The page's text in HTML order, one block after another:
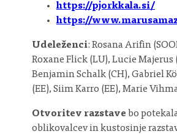
https://pjorkkala.si/
https://
Udeleženci: Rosana Arifin
Roxane Flick (LU), Lucie
Benjamin Schalk (CH), Gabriel
(EE), Siim Karro (EE), Marie
Otvoritev razstave bo
oblikovalcev in kustosinje